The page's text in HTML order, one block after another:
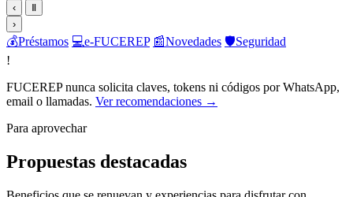
‹
Ⅱ
›
💰Préstamos 💻e-FUCEREP 📰Novedades 🛡️Seguridad
!
FUCEREP nunca solicita claves, tokens ni códigos por WhatsApp,
email o llamadas. Ver recomendaciones →
Para aprovechar
Propuestas destacadas